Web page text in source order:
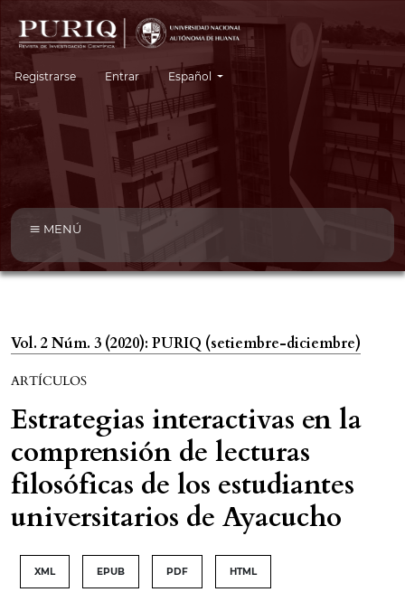
Registrarse Entrar Cambiar el idioma. El idioma actual es:
Español
MENÚ
Vol. 2 Núm. 3 (2020): PURIQ (setiembre-diciembre)
ARTÍCULOS
Estrategias interactivas en la
comprensión de lecturas
filosóficas de los estudiantes
universitarios de Ayacucho
XML EPUB PDF HTML